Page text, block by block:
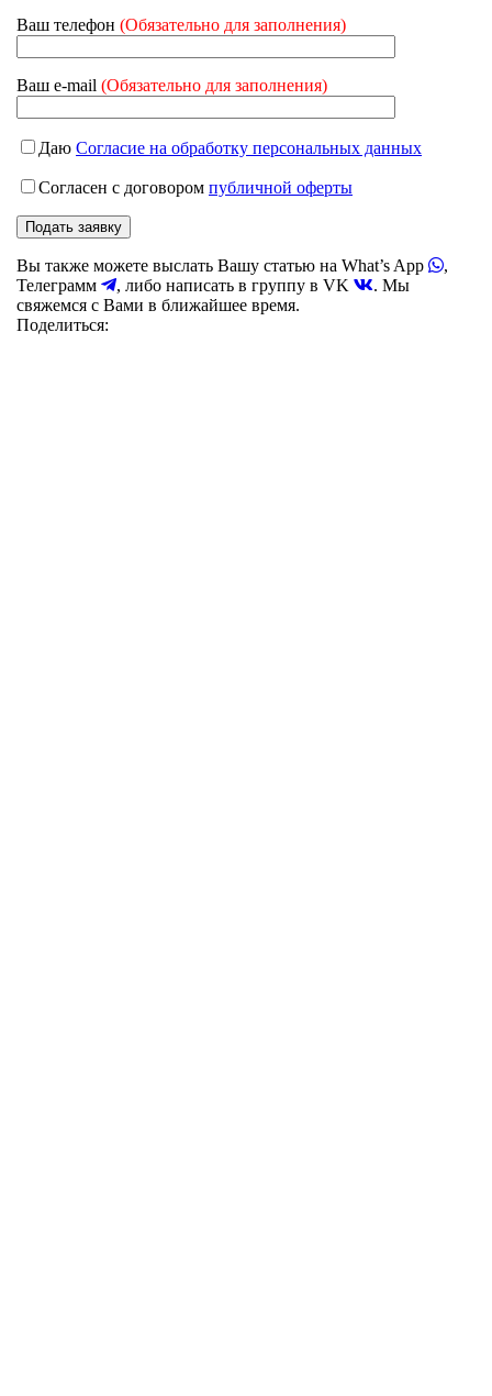
Ваш телефон (Обязательно для заполнения)
Ваш e-mail (Обязательно для заполнения)
Даю Согласие на обработку персональных данных
Согласен с договором публичной оферты
Вы также можете выслать Вашу статью на What’s App
,
Телеграмм
, либо написать в группу в VK
. Мы
свяжемся с Вами в ближайшее время.
Поделиться: